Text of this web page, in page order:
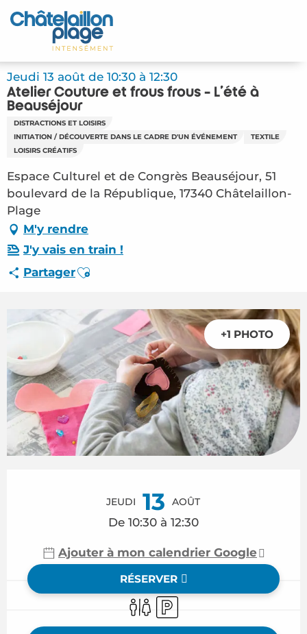
Aller
au
principal
Accueil
Découvrir
Activités
A vivre
Votre séjour
Espace Pro
Jeudi 13 août de 10:30 à 12:30
Atelier Couture et frous frous - L'été à
Beauséjour
DISTRACTIONS ET LOISIRS
INITIATION / DÉCOUVERTE DANS LE CADRE D'UN ÉVÉNEMENT
TEXTILE
LOISIRS CRÉATIFS
Espace Culturel et de Congrès Beauséjour, 51
boulevard de la République, 17340 Châtelaillon-
Plage
M'y rendre
J'y vais en train !
PartagerAjouter aux favoris
+1 PHOTO
JEUDI 13 AOÛT
De 10:30 à 12:30
Ajouter à mon calendrier Google
RÉSERVER
ToilettesParking